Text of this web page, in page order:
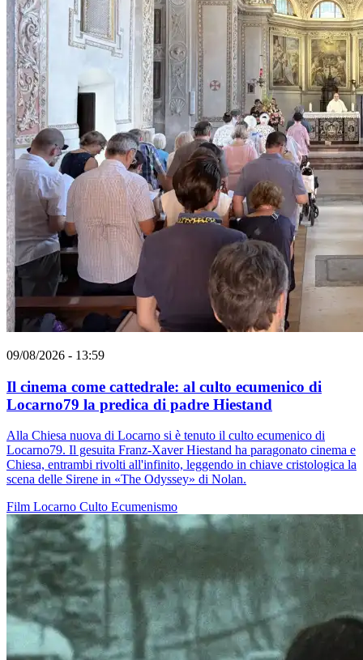
09/08/2026 - 13:59
Il cinema come cattedrale: al culto ecumenico di
Locarno79 la predica di padre Hiestand
Alla Chiesa nuova di Locarno si è tenuto il culto ecumenico di
Locarno79. Il gesuita Franz-Xaver Hiestand ha paragonato cinema e
Chiesa, entrambi rivolti all'infinito, leggendo in chiave cristologica la
scena delle Sirene in «The Odyssey» di Nolan.
Film Locarno Culto Ecumenismo